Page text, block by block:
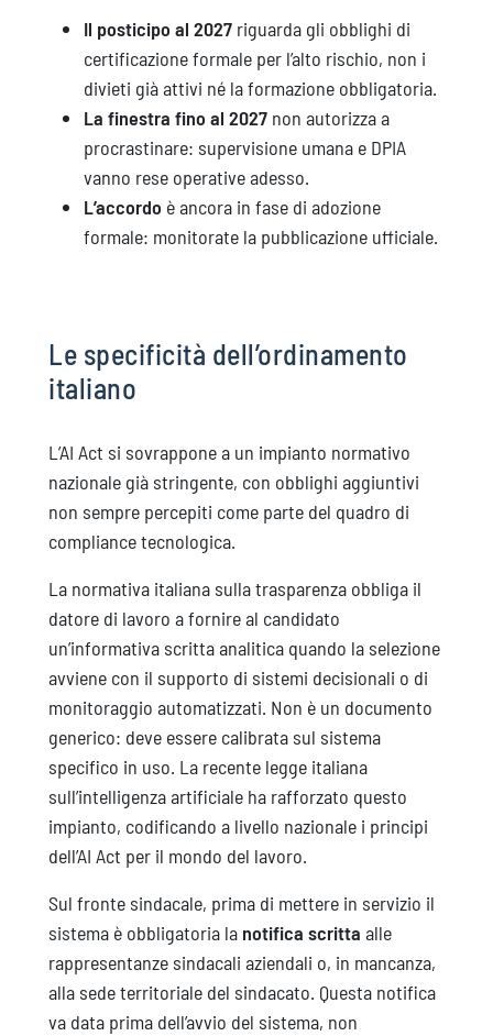
Il posticipo al 2027 riguarda gli obblighi di
certificazione formale per l’alto rischio, non i
divieti già attivi né la formazione obbligatoria.
La finestra fino al 2027 non autorizza a
procrastinare: supervisione umana e DPIA
vanno rese operative adesso.
L’accordo è ancora in fase di adozione
formale: monitorate la pubblicazione ufficiale.
Le specificità dell’ordinamento
italiano
L’AI Act si sovrappone a un impianto normativo
nazionale già stringente, con obblighi aggiuntivi
non sempre percepiti come parte del quadro di
compliance tecnologica.
La normativa italiana sulla trasparenza obbliga il
datore di lavoro a fornire al candidato
un’informativa scritta analitica quando la selezione
avviene con il supporto di sistemi decisionali o di
monitoraggio automatizzati. Non è un documento
generico: deve essere calibrata sul sistema
specifico in uso. La recente legge italiana
sull’intelligenza artificiale ha rafforzato questo
impianto, codificando a livello nazionale i principi
dell’AI Act per il mondo del lavoro.
Sul fronte sindacale, prima di mettere in servizio il
sistema è obbligatoria la notifica scritta alle
rappresentanze sindacali aziendali o, in mancanza,
alla sede territoriale del sindacato. Questa notifica
va data prima dell’avvio del sistema, non